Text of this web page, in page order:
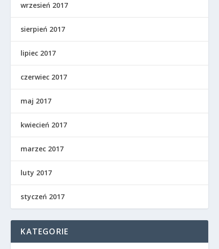
wrzesień 2017
sierpień 2017
lipiec 2017
czerwiec 2017
maj 2017
kwiecień 2017
marzec 2017
luty 2017
styczeń 2017
KATEGORIE